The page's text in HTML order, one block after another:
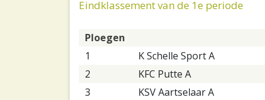
Eindklassement van de 1e periode
Ploegen
1
K Schelle Sport A
2
KFC Putte A
3
KSV Aartselaar A